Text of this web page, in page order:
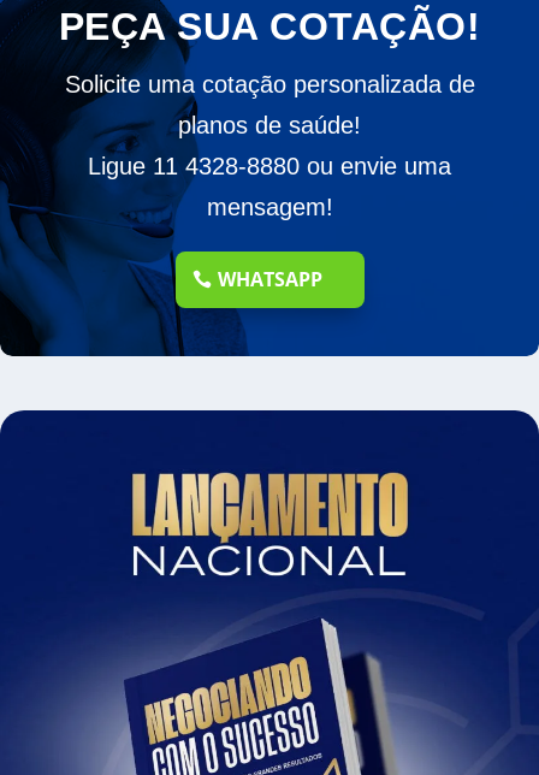
PEÇA SUA COTAÇÃO!
Solicite uma cotação personalizada de
planos de saúde!
Ligue 11 4328-8880 ou envie uma
mensagem!
WHATSAPP